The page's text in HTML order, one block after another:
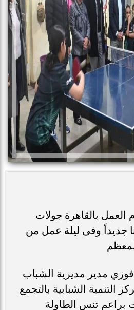
العمل بالقاهرة جولات
جديداً وفى ليلة عمل من
مدير مديرية الشباب
التنمية الشبابية بالتجمع
براعم تنس الطاولة